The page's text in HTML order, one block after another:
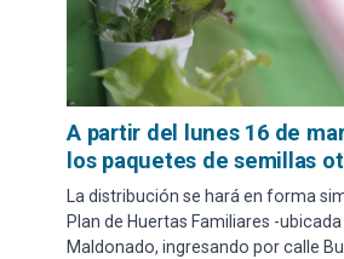
A partir del lunes 16 de
los paquetes de semillas
La distribución se hará en forma
Plan de Huertas Familiares -
Maldonado, ingresando por calle